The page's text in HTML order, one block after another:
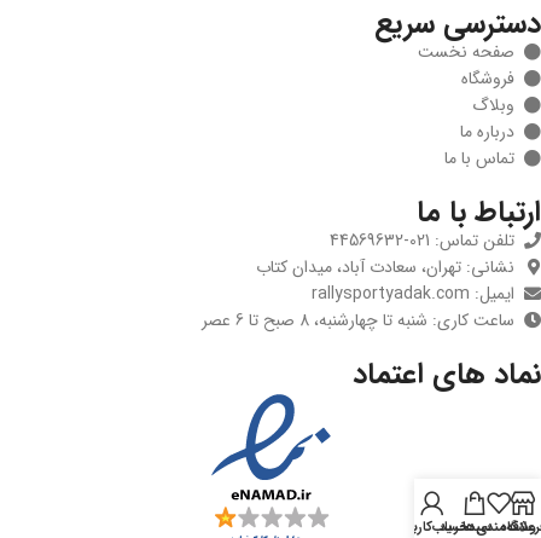
دسترسی سریع
صفحه نخست
فروشگاه
وبلاگ
درباره ما
تماس با ما
ارتباط با ما
تلفن تماس: 021-44569632
نشانی: تهران، سعادت آباد، میدان کتاب
ایمیل: rallysportyadak.com
ساعت کاری: شنبه تا چهارشنبه، 8 صبح تا 6 عصر
نماد های اعتماد
علاقه‌مندی‌ها
سبدخریدحساب‌کاربری